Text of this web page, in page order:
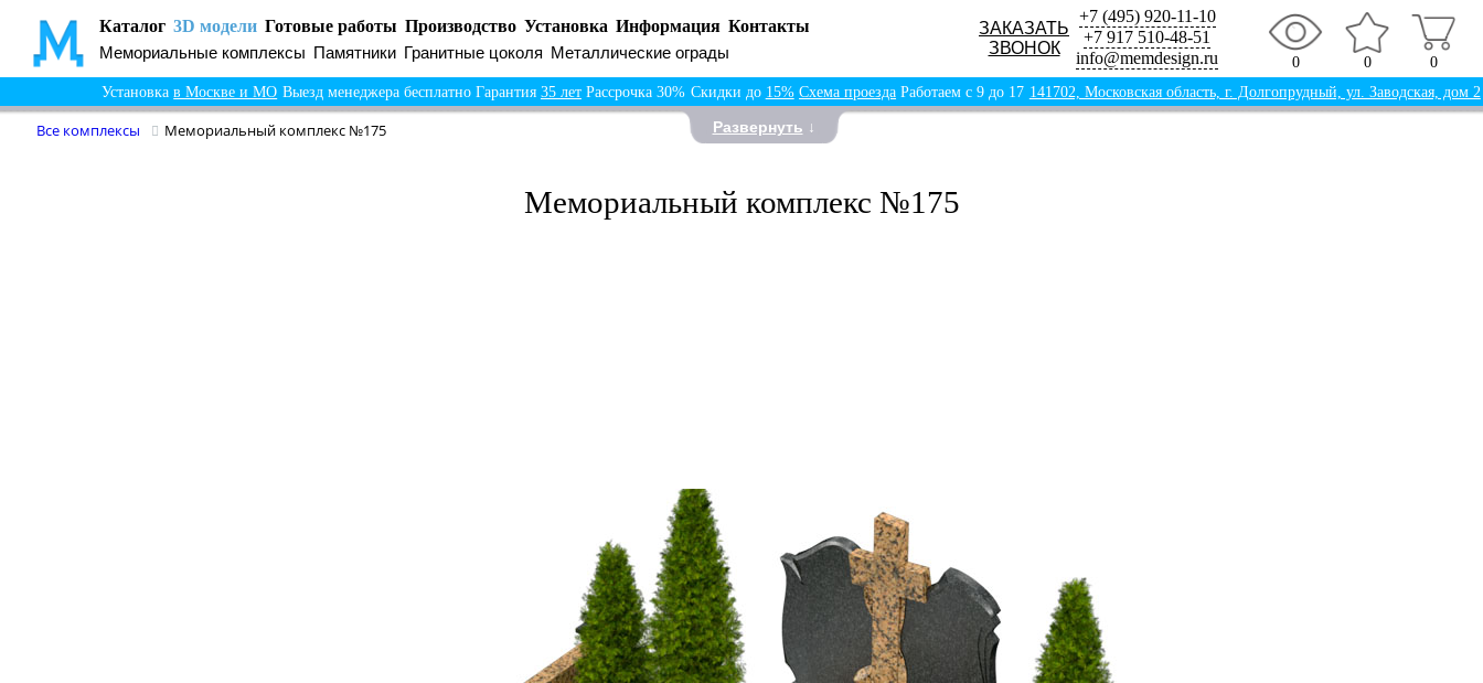
Каталог 3D модели Готовые работы Производство Установка Информация Контакты
Мемориальные комплексы Памятники Гранитные цоколя Металлические ограды
0 0 0
ЗАКАЗАТЬ
ЗВОНОК
+7 (495) 920-11-10
+7 917 510-48-51
info@memdesign.ru
Установкав Москве и МО Выезд менеджера бесплатно Гарантия 35 лет Рассрочка 30% Скидки до 15% Схема проезда Работаем с 9 до 17 141702, Московская область, г. Долгопрудный, ул. Заводская, дом 2
Развернуть ↓
Все комплексы Мемориальный комплекс №175
Мемориальный комплекс №175